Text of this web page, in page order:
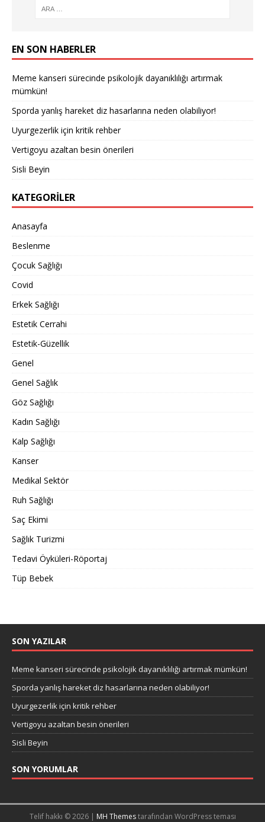
EN SON HABERLER
Meme kanseri sürecinde psikolojik dayanıklılığı artırmak
mümkün!
Sporda yanlış hareket diz hasarlarına neden olabiliyor!
Uyurgezerlik için kritik rehber
Vertigoyu azaltan besin önerileri
Sisli Beyin
KATEGORILER
Anasayfa
Beslenme
Çocuk Sağlığı
Covid
Erkek Sağlığı
Estetik Cerrahi
Estetik-Güzellik
Genel
Genel Sağlık
Göz Sağlığı
Kadın Sağlığı
Kalp Sağlığı
Kanser
Medikal Sektör
Ruh Sağlığı
Saç Ekimi
Sağlık Turizmi
Tedavi Öyküleri-Röportaj
Tüp Bebek
SON YAZILAR
Meme kanseri sürecinde psikolojik dayanıklılığı artırmak mümkün!
Sporda yanlış hareket diz hasarlarına neden olabiliyor!
Uyurgezerlik için kritik rehber
Vertigoyu azaltan besin önerileri
Sisli Beyin
SON YORUMLAR
Telif hakkı © 2026 | MH Themestarafından WordPress teması